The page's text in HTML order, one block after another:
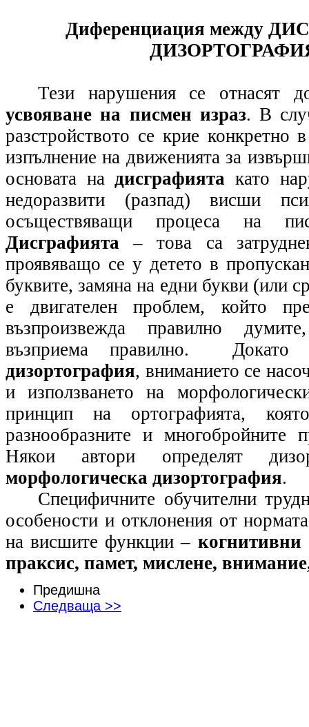
Диференциация между
Тези нарушения се отнасят
усвояване на писмен израз. В
разстройството се крие конкретно
изпълнение на движенията за
основата на дисграфията като
недоразвити (разпад) висши
осъществяващи процеса на
Дисграфията – това са
проявяващо се у детето в
буквите, замяна на едни букви (или
е двигателен проблем, който
възпроизвежда правилно
възприема правилно. Докато
дизортография, вниманието се
и използването на
принцип на ортографията,
разнообразните и многобройните
Някои автори определят
морфологическа дизортография.
Специфичните обучителни
особености и отклонения от
на висшите функции –
праксис, памет, мислене,
Предишна
Следваща >>